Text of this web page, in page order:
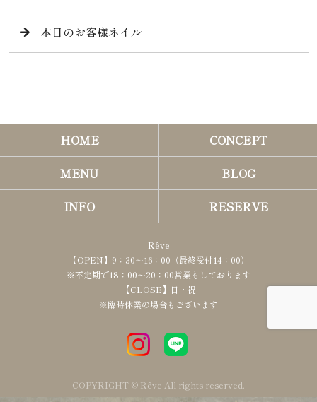
本日のお客様ネイル
HOME
CONCEPT
MENU
BLOG
INFO
RESERVE
Rêve
【OPEN】9：30～16：00（最終受付14：00）
※不定期で18：00～20：00営業もしております
【CLOSE】日・祝
※臨時休業の場合もございます
COPYRIGHT © Rêve All rights reserved.